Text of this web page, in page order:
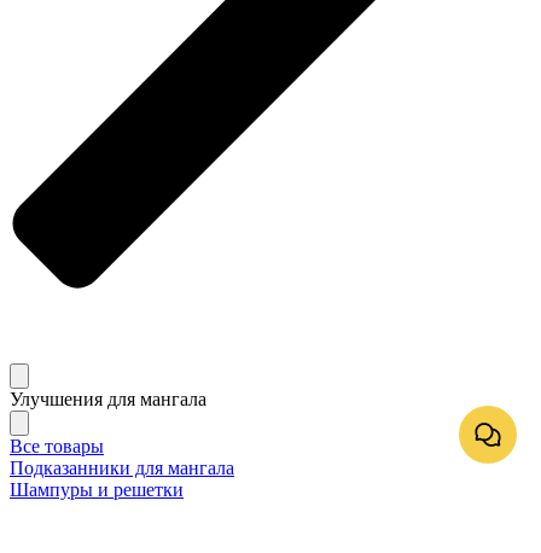
Улучшения для мангала
Все товары
Подказанники для мангала
Шампуры и решетки